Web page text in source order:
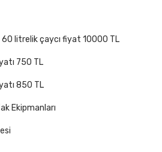
litrelik çaycı fiyat 10000 TL
750 TL
850 TL
Ekipmanları